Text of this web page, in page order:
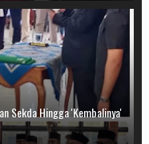
Sekda Hingga 'Kembalinya'